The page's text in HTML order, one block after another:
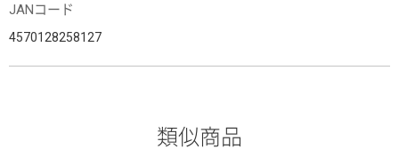
JANコード
4570128258127
類似商品